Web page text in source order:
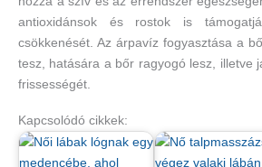
antioxidánsok és rostok is
csökkenését. Az árpavíz fogyasztása a
tesz, hatására a bőr ragyogó lesz, illetve
frissességét.
Kapcsolódó cikkek: